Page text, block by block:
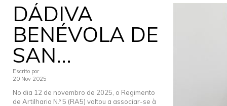
DÁDIVA
BENÉVOLA DE
SAN...
Escrito por
20 Nov 2025
No dia 12 de novembro de 2025, o Regimento
de Artilharia N.º 5 (RA5) voltou a associar-se à